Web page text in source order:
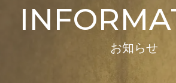
お知らせ